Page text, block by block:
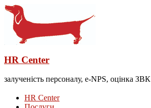
HR Center
залученість персоналу, e-NPS, оцінка ЗВК
HR Center